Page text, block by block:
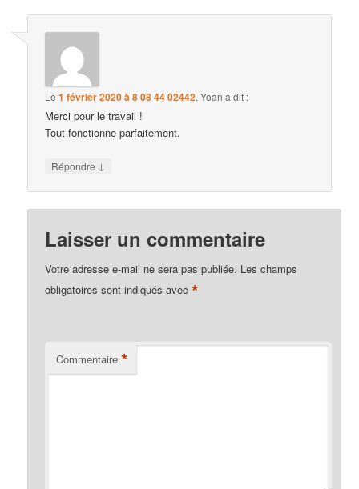
Le1 février 2020 à 8 08 44 02442,Yoan a dit :
Merci pour le travail !
Tout fonctionne parfaitement.
Répondre ↓
Laisser un commentaire
Votre adresse e-mail ne sera pas publiée. Les champs
obligatoires sont indiqués avec*
Commentaire *